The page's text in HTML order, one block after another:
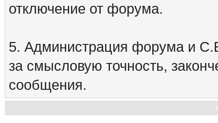
отключение от форума.
5. Администрация форума и
за смысловую точность,
сообщения.